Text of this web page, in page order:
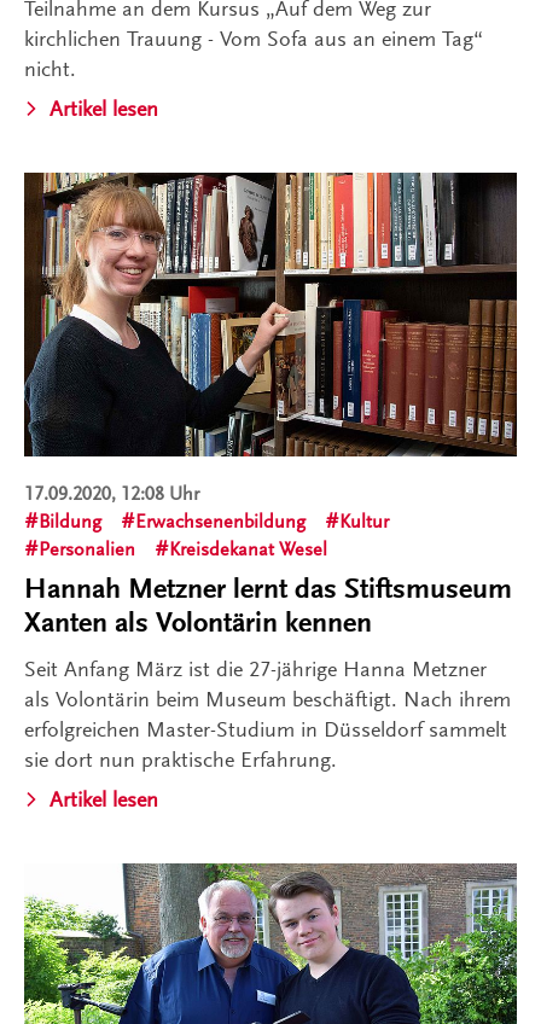
Teilnahme an dem Kursus „Auf dem Weg zur
kirchlichen Trauung - Vom Sofa aus an einem Tag“
nicht.
Artikel lesen
17.09.2020, 12:08 Uhr
Bildung
Erwachsenenbildung
Kultur
Personalien
Kreisdekanat Wesel
Hannah Metzner lernt das Stiftsmuseum
Xanten als Volontärin kennen
Seit Anfang März ist die 27-jährige Hanna Metzner
als Volontärin beim Museum beschäftigt. Nach ihrem
erfolgreichen Master-Studium in Düsseldorf sammelt
sie dort nun praktische Erfahrung.
Artikel lesen